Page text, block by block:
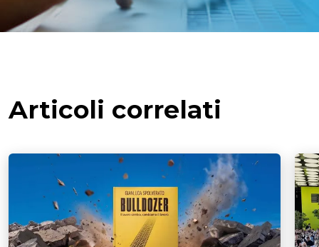
Articoli correlati